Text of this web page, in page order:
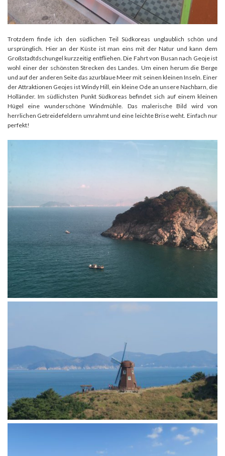
Trotzdem finde ich den südlichen Teil Südkoreas unglaublich schön und
ursprünglich. Hier an der Küste ist man eins mit der Natur und kann dem
Großstadtdschungel kurzzeitig entfliehen. Die Fahrt von Busan nach Geoje ist
wohl einer der schönsten Strecken des Landes. Um einen herum die Berge
und auf der anderen Seite das azurblaue Meer mit seinen kleinen Inseln. Einer
der Attraktionen Geojes ist Windy Hill, ein kleine Ode an unsere Nachbarn, die
Holländer. Im südlichsten Punkt Südkoreas befindet sich auf einem kleinen
Hügel eine wunderschöne Windmühle. Das malerische Bild wird von
herrlichen Getreidefeldern umrahmt und eine leichte Brise weht. Einfach nur
perfekt!